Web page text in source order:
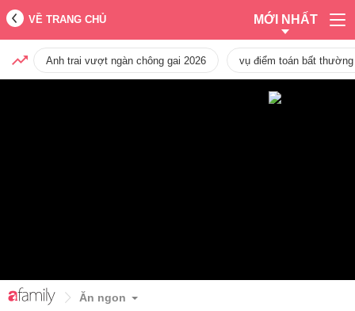
VỀ TRANG CHỦ MỚI NHẤT
Anh trai vượt ngàn chông gai 2026 vụ điểm toán bất
Ăn ngon